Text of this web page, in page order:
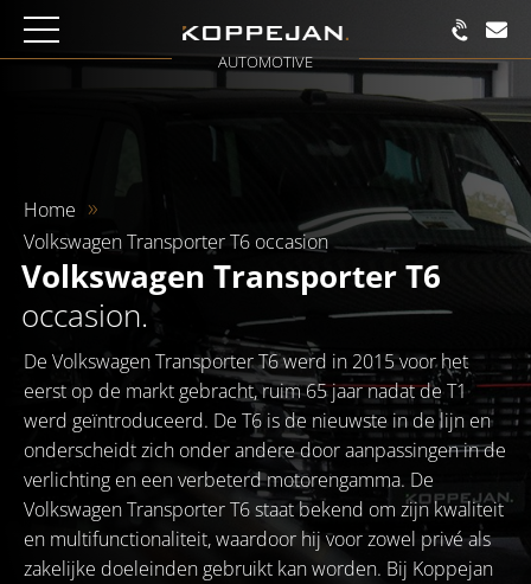
AUTOMOTIVE
Home
Volkswagen Transporter T6 occasion
Volkswagen Transporter T6
occasion.
De Volkswagen Transporter T6 werd in 2015 voor het
eerst op de markt gebracht, ruim 65 jaar nadat de T1
werd geïntroduceerd. De T6 is de nieuwste in de lijn en
onderscheidt zich onder andere door aanpassingen in de
verlichting en een verbeterd motorengamma. De
Volkswagen Transporter T6 staat bekend om zijn kwaliteit
en multifunctionaliteit, waardoor hij voor zowel privé als
zakelijke doeleinden gebruikt kan worden. Bij Koppejan